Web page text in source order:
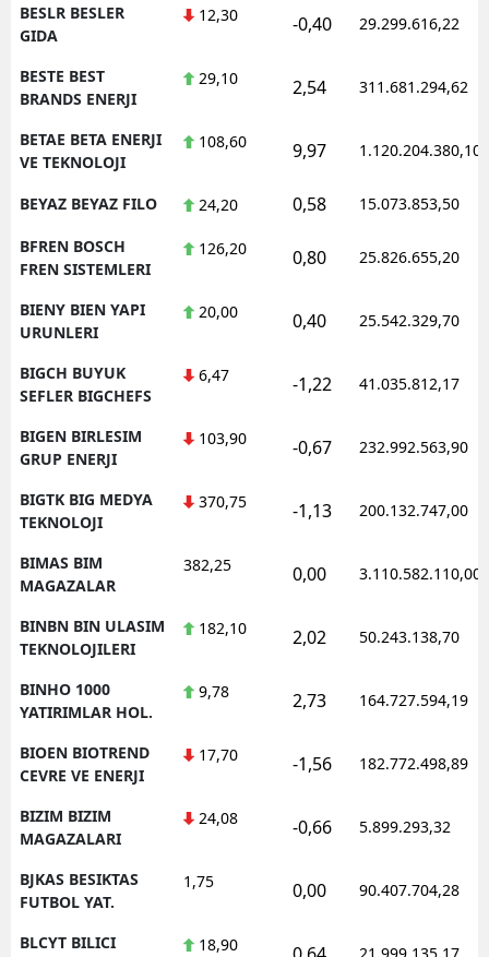
BESLR BESLER
GIDA
12,30 -0,40 29.299.616,22
BESTE BEST
BRANDS ENERJI
29,10 2,54 311.681.294,62
BETAE BETA ENERJI
VE TEKNOLOJI
108,60 9,97 1.120.204.380,10
BEYAZ BEYAZ FILO 24,20 0,58 15.073.853,50
BFREN BOSCH
FREN SISTEMLERI
126,20 0,80 25.826.655,20
BIENY BIEN YAPI
URUNLERI
20,00 0,40 25.542.329,70
BIGCH BUYUK
SEFLER BIGCHEFS
6,47 -1,22 41.035.812,17
BIGEN BIRLESIM
GRUP ENERJI
103,90 -0,67 232.992.563,90
BIGTK BIG MEDYA
TEKNOLOJI
370,75 -1,13 200.132.747,00
BIMAS BIM
MAGAZALAR
382,25 0,00 3.110.582.110,00
BINBN BIN ULASIM
TEKNOLOJILERI
182,10 2,02 50.243.138,70
BINHO 1000
YATIRIMLAR HOL.
9,78 2,73 164.727.594,19
BIOEN BIOTREND
CEVRE VE ENERJI
17,70 -1,56 182.772.498,89
BIZIM BIZIM
MAGAZALARI
24,08 -0,66 5.899.293,32
BJKAS BESIKTAS
FUTBOL YAT.
1,75 0,00 90.407.704,28
BLCYT BILICI
18,90 21.999.135,17